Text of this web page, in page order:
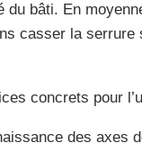
du bâti. En
casser la serrure
concrets pour
des axes